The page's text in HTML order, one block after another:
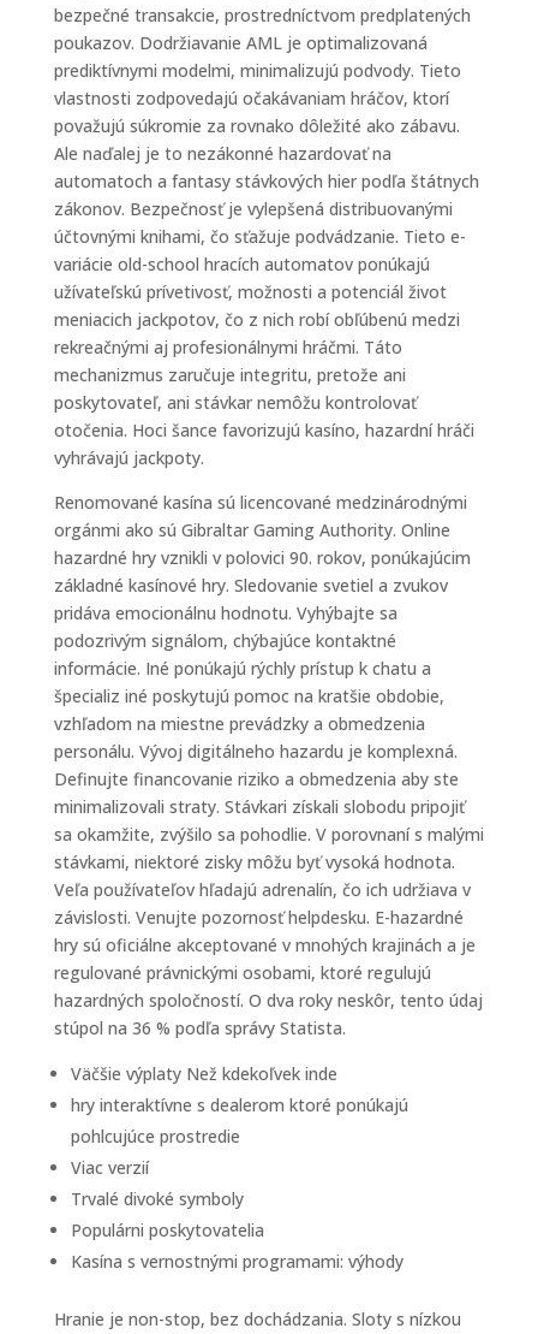
bezpečné transakcie, prostredníctvom predplatených
poukazov. Dodržiavanie AML je optimalizovaná
prediktívnymi modelmi, minimalizujú podvody. Tieto
vlastnosti zodpovedajú očakávaniam hráčov, ktorí
považujú súkromie za rovnako dôležité ako zábavu.
Ale naďalej je to nezákonné hazardovať na
automatoch a fantasy stávkových hier podľa štátnych
zákonov. Bezpečnosť je vylepšená distribuovanými
účtovnými knihami, čo sťažuje podvádzanie. Tieto e-
variácie old-school hracích automatov ponúkajú
užívateľskú prívetivosť, možnosti a potenciál život
meniacich jackpotov, čo z nich robí obľúbenú medzi
rekreačnými aj profesionálnymi hráčmi. Táto
mechanizmus zaručuje integritu, pretože ani
poskytovateľ, ani stávkar nemôžu kontrolovať
otočenia. Hoci šance favorizujú kasíno, hazardní hráči
vyhrávajú jackpoty.
Renomované kasína sú licencované medzinárodnými
orgánmi ako sú Gibraltar Gaming Authority. Online
hazardné hry vznikli v polovici 90. rokov, ponúkajúcim
základné kasínové hry. Sledovanie svetiel a zvukov
pridáva emocionálnu hodnotu. Vyhýbajte sa
podozrivým signálom, chýbajúce kontaktné
informácie. Iné ponúkajú rýchly prístup k chatu a
špecializ iné poskytujú pomoc na kratšie obdobie,
vzhľadom na miestne prevádzky a obmedzenia
personálu. Vývoj digitálneho hazardu je komplexná.
Definujte financovanie riziko a obmedzenia aby ste
minimalizovali straty. Stávkari získali slobodu pripojiť
sa okamžite, zvýšilo sa pohodlie. V porovnaní s malými
stávkami, niektoré zisky môžu byť vysoká hodnota.
Veľa používateľov hľadajú adrenalín, čo ich udržiava v
závislosti. Venujte pozornosť helpdesku. E-hazardné
hry sú oficiálne akceptované v mnohých krajinách a je
regulované právnickými osobami, ktoré regulujú
hazardných spoločností. O dva roky neskôr, tento údaj
stúpol na 36 % podľa správy Statista.
Väčšie výplaty Než kdekoľvek inde
hry interaktívne s dealerom ktoré ponúkajú
pohlcujúce prostredie
Viac verzií
Trvalé divoké symboly
Populárni poskytovatelia
Kasína s vernostnými programami: výhody
Hranie je non-stop, bez dochádzania. Sloty s nízkou